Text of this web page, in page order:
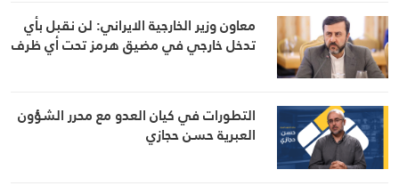
معاون وزير الخارجية الايراني: لن نقبل بأي
تدخل خارجي في مضيق هرمز تحت أي ظرف
التطورات في كيان العدو مع محرر الشؤون
العبرية حسن حجازي